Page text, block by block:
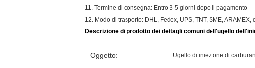
11. Termine di consegna: Entro 3-5 giorni dopo il pagamento
12. Modo di trasporto: DHL, Fedex, UPS, TNT, SME, ARAMEX,
Descrizione di prodotto dei dettagli comuni dell'ugello
Oggetto: Ugello di iniezione di